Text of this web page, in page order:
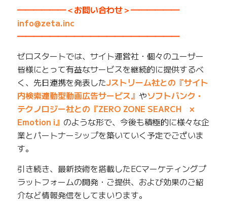
━━━━━━＜お問い合わせ＞━━━━━━
info@zeta.inc
━━━━━━━━━━━━━━━━━━━━
ゼロスタートでは、サイト運営社・個々のユーザー
皆様にとって有益なサービスを継続的に提供するべ
く、先日連携を発表したJストリーム社との『サイト
内検索連動型動画広告サービス』 やソフトバンク・
テクノロジー社との『ZERO ZONE SEARCH ×
Emotion i』 のような形で、今後も積極的に様々な企
業とパートナーシップを築いていく予定でございま
す。
引き続き、最新技術を搭載したECマーケティングプ
ラットフォームの開発・ご提供、および効果のご紹
介など情報発信をしてまいります。